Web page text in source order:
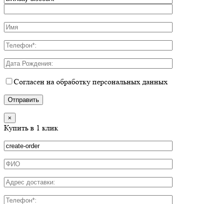
Согласен на обработку персональных данных
×
Купить в 1 клик